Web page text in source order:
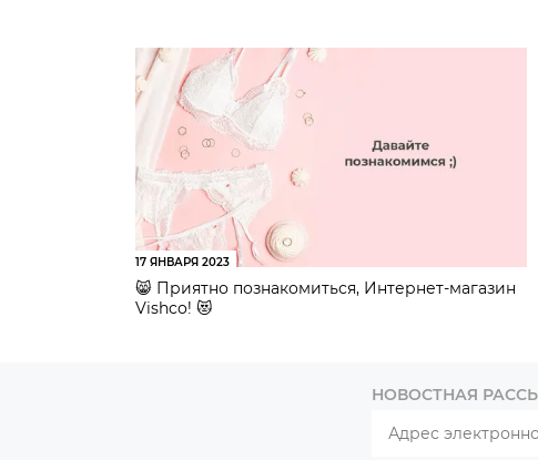
17 ЯНВАРЯ 2023
😸 Приятно познакомиться, Интернет-магазин
Vishco! 😻
НОВОСТНАЯ